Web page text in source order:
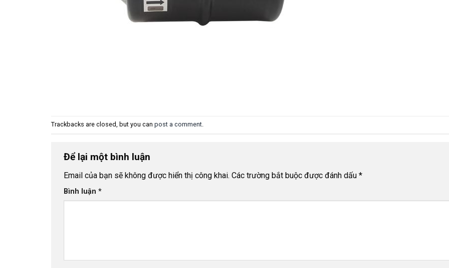
Trackbacks are closed, but you can post a comment
Để lại một bình luận
Email của bạn sẽ không được hiển thị công khai. Các trường bắt buộc được đánh dấu *
Bình luận *